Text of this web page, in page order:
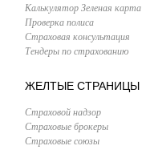
Калькулятор Зеленая карта
Проверка полиса
Страховая консультация
Тендеры по страхованию
ЖЕЛТЫЕ СТРАНИЦЫ
Страховой надзор
Страховые брокеры
Страховые союзы